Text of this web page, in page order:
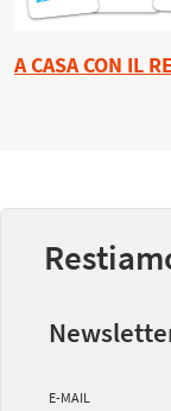
A CASA CON IL
E-MAIL